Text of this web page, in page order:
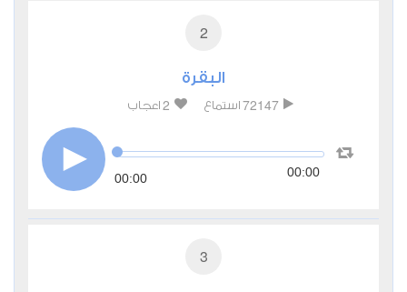
2
البقرة
72147 استماع 2 اعجاب
00:00 00:00
3